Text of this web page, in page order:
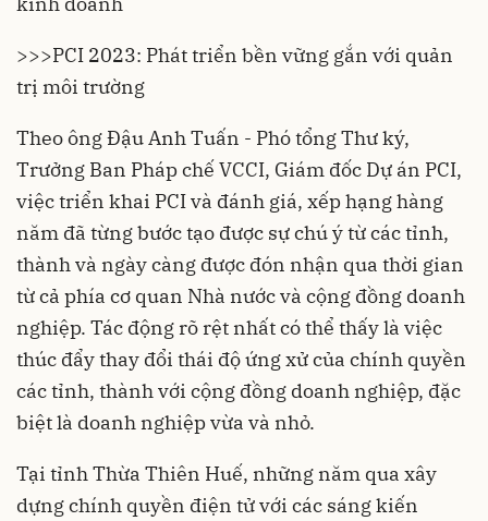
>>>PCI 2023: Phát triển bền vững gắn với quản
trị môi trường
Theo ông Đậu Anh Tuấn - Phó tổng Thư ký,
Trưởng Ban Pháp chế VCCI, Giám đốc Dự án PCI,
việc triển khai PCI và đánh giá, xếp hạng hàng
năm đã từng bước tạo được sự chú ý từ các tỉnh,
thành và ngày càng được đón nhận qua thời gian
từ cả phía cơ quan Nhà nước và cộng đồng doanh
nghiệp. Tác động rõ rệt nhất có thể thấy là việc
thúc đẩy thay đổi thái độ ứng xử của chính quyền
các tỉnh, thành với cộng đồng doanh nghiệp, đặc
biệt là doanh nghiệp vừa và nhỏ.
Tại tỉnh Thừa Thiên Huế, những năm qua xây
dựng chính quyền điện tử với các sáng kiến